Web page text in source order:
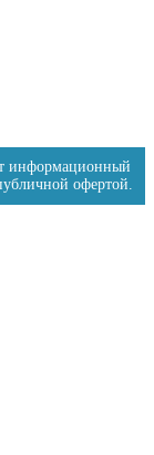
информационный
офертой.